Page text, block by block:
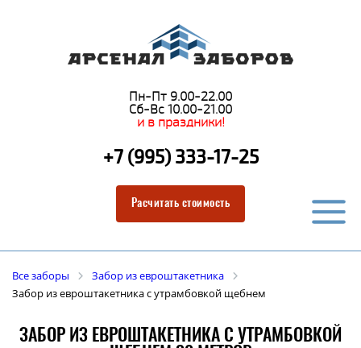
Пн-Пт 9.00-22.00
Сб-Вс 10.00-21.00
и в праздники!
+7 (995) 333-17-25
Расчитать стоимость
Все заборы
Забор из евроштакетника
Забор из евроштакетника с утрамбовкой щебнем
ЗАБОР ИЗ ЕВРОШТАКЕТНИКА С УТРАМБОВКОЙ